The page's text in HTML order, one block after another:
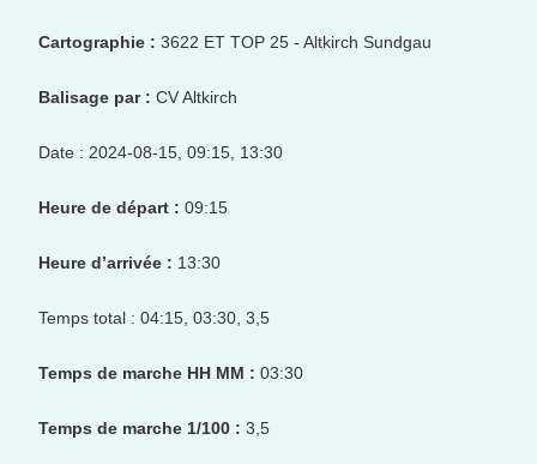
Cartographie :3622 ET TOP 25 - Altkirch Sundgau
Balisage par :CV Altkirch
Date : 2024-08-15, 09:15, 13:30
Heure de départ :09:15
Heure d’arrivée : 13:30
Temps total : 04:15, 03:30, 3,5
Temps de marche HH MM :03:30
Temps de marche 1/100 :3,5